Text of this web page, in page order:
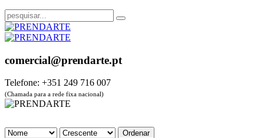
comercial@prendarte.pt
Telefone: +351 249 716 007
(Chamada para a rede fixa nacional)